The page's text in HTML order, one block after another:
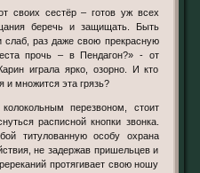
беречь и защищать. Быть
слаб, раз даже свою прекрасную
прочь – в Пендагон?» - от
играла ярко, озорно. И кто
и множится эта грязь?
расписной кнопки звонка.
титулованную особу охрана
не задержав пришельцев и
протягивает свою ношу